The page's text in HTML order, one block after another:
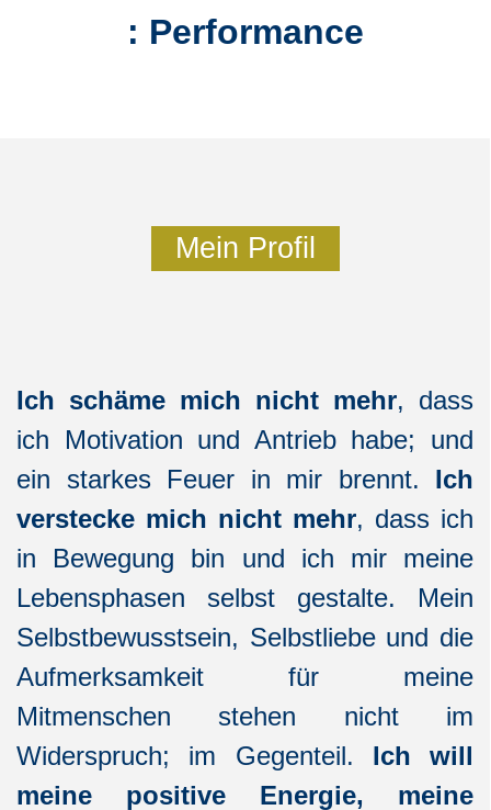
: Performance
Mein Profil
Ich schäme mich nicht mehr, dass
ich Motivation und Antrieb habe; und
ein starkes Feuer in mir brennt. Ich
verstecke mich nicht mehr, dass ich
in Bewegung bin und ich mir meine
Lebensphasen selbst gestalte. Mein
Selbstbewusstsein, Selbstliebe und die
Aufmerksamkeit für meine
Mitmenschen stehen nicht im
Widerspruch; im Gegenteil. Ich will
meine positive Energie, meine